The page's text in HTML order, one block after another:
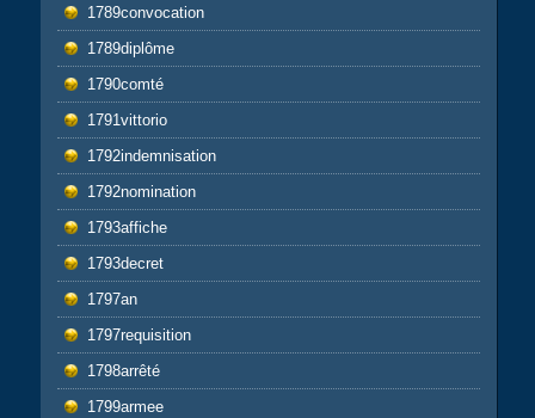
1789convocation
1789diplôme
1790comté
1791vittorio
1792indemnisation
1792nomination
1793affiche
1793decret
1797an
1797requisition
1798arrêté
1799armee